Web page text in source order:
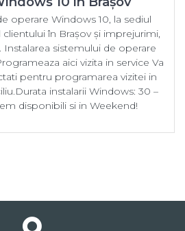
operare Windows 10, la sediul
în Brașov și imprejurimi,
Instalarea sistemului de operare
aici vizita in service Va
pentru programarea vizitei in
instalarii Windows: 30 –
disponibili si in Weekend!